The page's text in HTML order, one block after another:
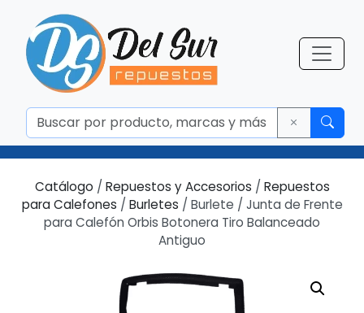
Catálogo / Repuestos y Accesorios / Repuestos
para Calefones / Burletes / Burlete / Junta de Frente
para Calefón Orbis Botonera Tiro Balanceado
Antiguo